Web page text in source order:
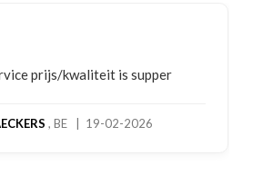
vanwege goede prijzen en
met gifts, waardoor je